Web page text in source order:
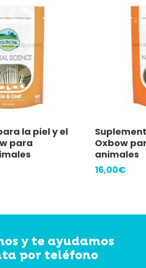
Másla piel y el
para
Oxbow
animales
16,00€
y te ayudamos
por teléfono